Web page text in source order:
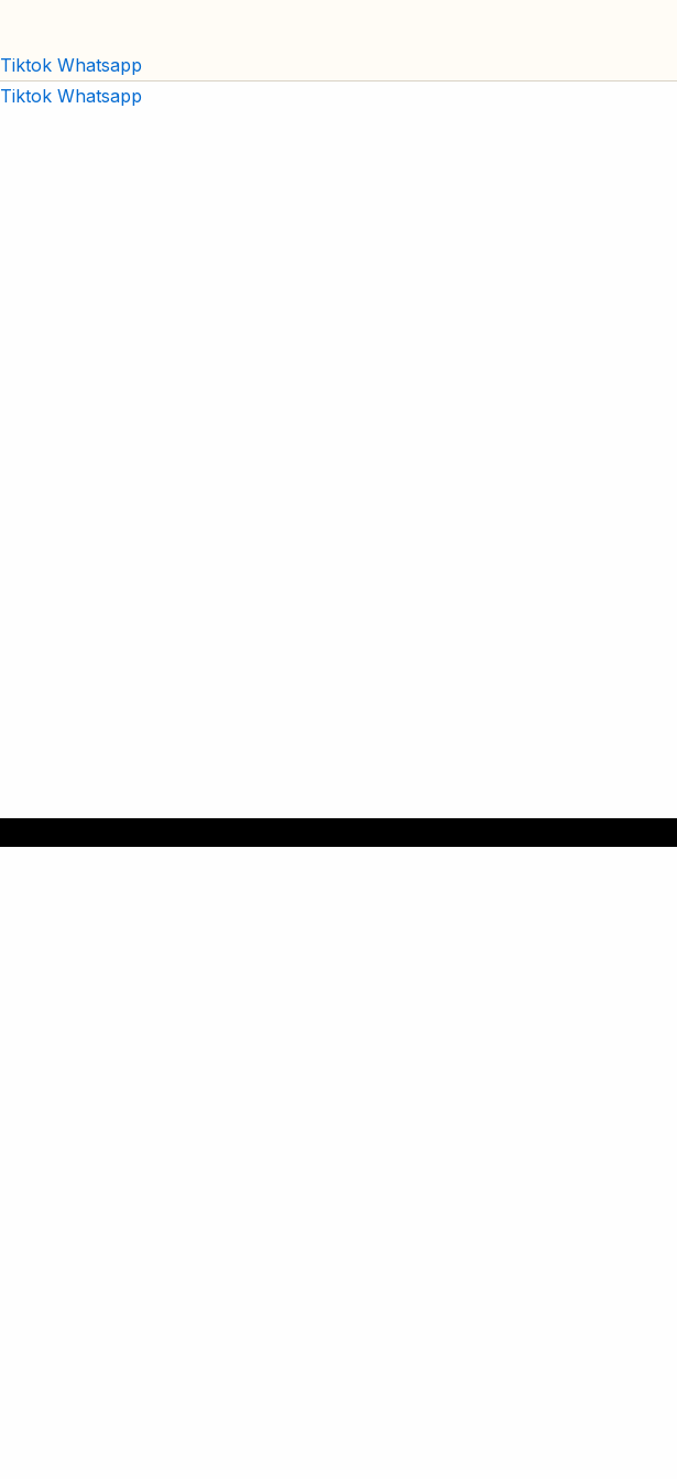
Tiktok Whatsapp
Tiktok Whatsapp